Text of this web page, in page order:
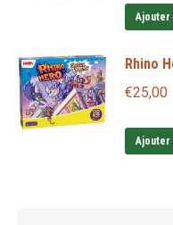
Ajouter
Rhino
€25,00
Ajouter